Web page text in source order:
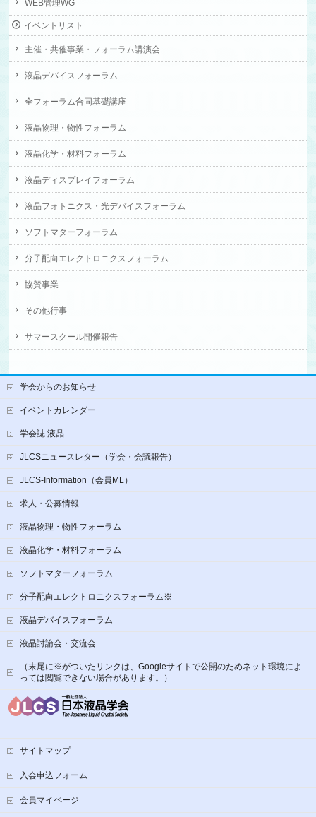
WEB管理WG
イベントリスト
主催・共催事業・フォーラム講演会
液晶デバイスフォーラム
全フォーラム合同基礎講座
液晶物理・物性フォーラム
液晶化学・材料フォーラム
液晶ディスプレイフォーラム
液晶フォトニクス・光デバイスフォーラム
ソフトマターフォーラム
分子配向エレクトロニクスフォーラム
協賛事業
その他行事
サマースクール開催報告
学会からのお知らせ
イベントカレンダー
学会誌 液晶
JLCSニュースレター（学会・会議報告）
JLCS-Information（会員ML）
求人・公募情報
液晶物理・物性フォーラム
液晶化学・材料フォーラム
ソフトマターフォーラム
分子配向エレクトロニクスフォーラム※
液晶デバイスフォーラム
液晶討論会・交流会
（末尾に※がついたリンクは、Googleサイトで公開のためネット環境によ
っては閲覧できない場合があります。）
サイトマップ
入会申込フォーム
会員マイページ